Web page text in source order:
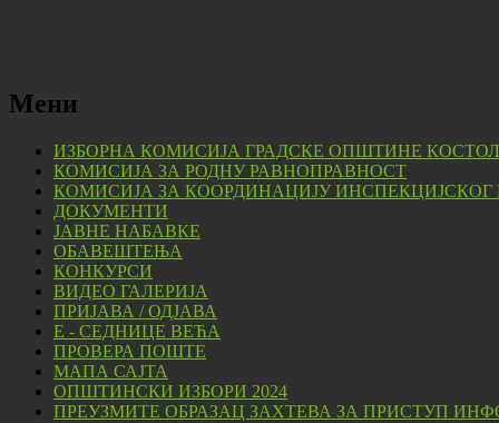
Мени
ИЗБОРНА КОМИСИЈА ГРАДСКЕ ОПШТИНЕ
КОМИСИЈА ЗА РОДНУ РАВНОПРАВНОСТ
КОМИСИЈА ЗА КООРДИНАЦИЈУ ИНСПЕКЦИЈСКОГ
ДОКУМЕНТИ
ЈАВНЕ НАБАВКЕ
ОБАВЕШТЕЊА
КОНКУРСИ
ВИДЕО ГАЛЕРИЈА
ПРИЈАВА / ОДЈАВА
Е - СЕДНИЦЕ ВЕЋА
ПРОВЕРА ПОШТЕ
МАПА САЈТА
ОПШТИНСКИ ИЗБОРИ 2024
ПРЕУЗМИТЕ ОБРАЗАЦ ЗАХТЕВА ЗА ПРИСТУП